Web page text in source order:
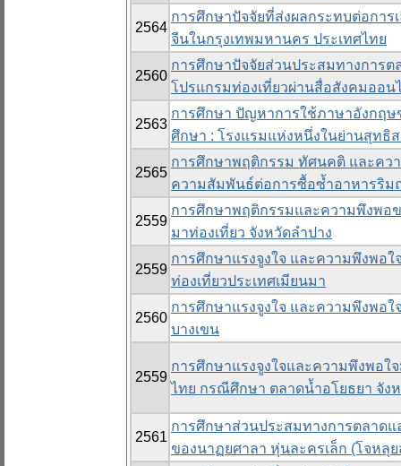
2564
การศึกษาปัจจัยที่ส่งผลกระทบต่อการ
จีนในกรุงเทพมหานคร ประเทศไทย
2560
การศึกษาปัจจัยส่วนประสมทางการ
โปรแกรมท่องเที่ยวผ่านสื่อสังคมออน
2563
การศึกษา ปัญหาการใช้ภาษาอังกฤ
ศึกษา : โรงแรมแห่งหนึ่งในย่านสุทธิ
2565
การศึกษาพฤติกรรม ทัศนคติ และคว
ความสัมพันธ์ต่อการซื้อซ้ำอาหารริมถ
2559
การศึกษาพฤติกรรมและความพึงพอ
มาท่องเที่ยว จังหวัดลำปาง
2559
การศึกษาแรงจูงใจ และความพึงพอ
ท่องเที่ยวประเทศเมียนมา
2560
การศึกษาแรงจูงใจ และความพึงพอ
บางเขน
2559
การศึกษาแรงจูงใจและความพึงพอ
ไทย กรณีศึกษา ตลาดน้ำอโยธยา จัง
2561
การศึกษาส่วนประสมทางการตลาด
ของนาฏยศาลา หุ่นละครเล็ก (โจหลุย